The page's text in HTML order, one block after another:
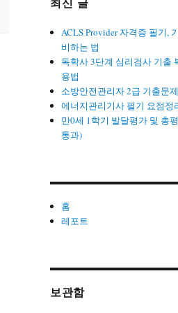
최신 글
ACLS Provider 자격증 필기,
비하는 법
독학사 3단계 심리검사 기출
용법
소방안전관리자 2급 기출문제
에너지관리기사 필기 요점정
만0세 1학기 발달평가 및 총
통과)
홈
레포트
보관함